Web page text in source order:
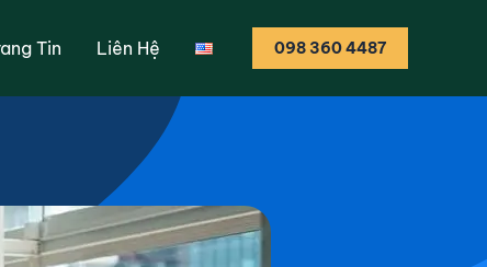
Tin Liên Hệ 098 360 4487
trị đi lên từ